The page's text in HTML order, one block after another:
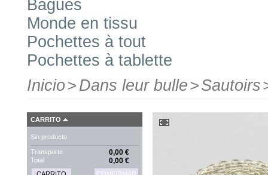
Bagues
Monde en tissu
Pochettes à tout
Pochettes à tablette
Inicio> Dans leur bulle>Sautoirs
CARRITO
Sin producto
Transporte 0,00 €
Total 0,00 €